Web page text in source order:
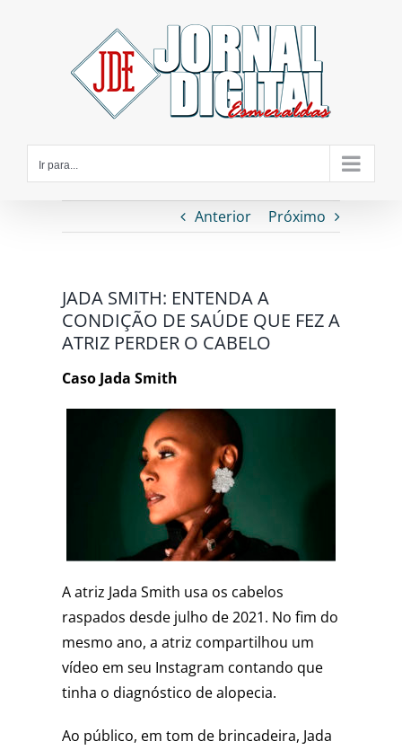
Ir para...
Anterior Próximo
JADA SMITH: ENTENDA A
CONDIÇÃO DE SAÚDE QUE FEZ A
ATRIZ PERDER O CABELO
Caso Jada Smith
A atriz Jada Smith usa os cabelos
raspados desde julho de 2021. No fim do
mesmo ano, a atriz compartilhou um
vídeo em seu Instagram contando que
tinha o diagnóstico de alopecia.
Ao público, em tom de brincadeira, Jada